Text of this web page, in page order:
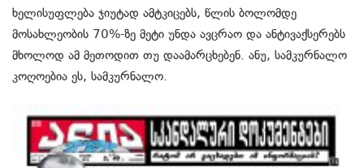
ხელისუფლება ჯიუტად ამტკიცებს, წლის ბოლომდე
მოსახლეობის 70%-ზე მეტი უნდა ავცრაო და ანტივაქსერებს
მხოლოდ ამ მეთოდით თუ დაამარცხებენ. ანუ, სამკურნალო
კოღოებია ეს, სამკურნალო.